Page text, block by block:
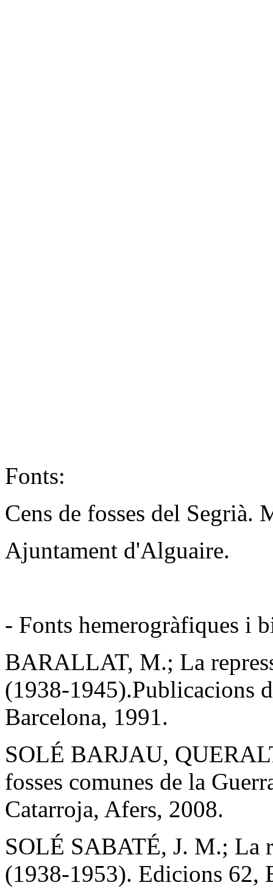
Fonts:
Cens de fosses del Segrià.
Ajuntament d'Alguaire.
- Fonts hemerogràfiques i
BARALLAT, M.; La
(1938-1945).Publicacions
Barcelona, 1991.
SOLÉ BARJAU,
fosses comunes de la
Catarroja, Afers, 2008.
SOLÉ SABATÉ, J. M.; La
(1938-1953). Edicions 62,